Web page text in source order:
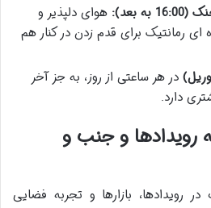
بعد):
هوای دلپذیر و
ای رمانتیک برای قدم زدن در کنار هم
در هر ساعتی از روز، به جز آخر
دارد.
رویدادها و جنب و
رویدادها، بازارها و تجربه فضایی